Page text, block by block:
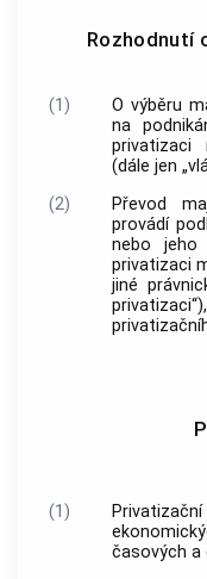
Rozhodnutí
(1)
O výběru
na
privatizaci
(dále jen
(2)
Převod
provádí
nebo
privatizaci
jiné
(1)
časových a